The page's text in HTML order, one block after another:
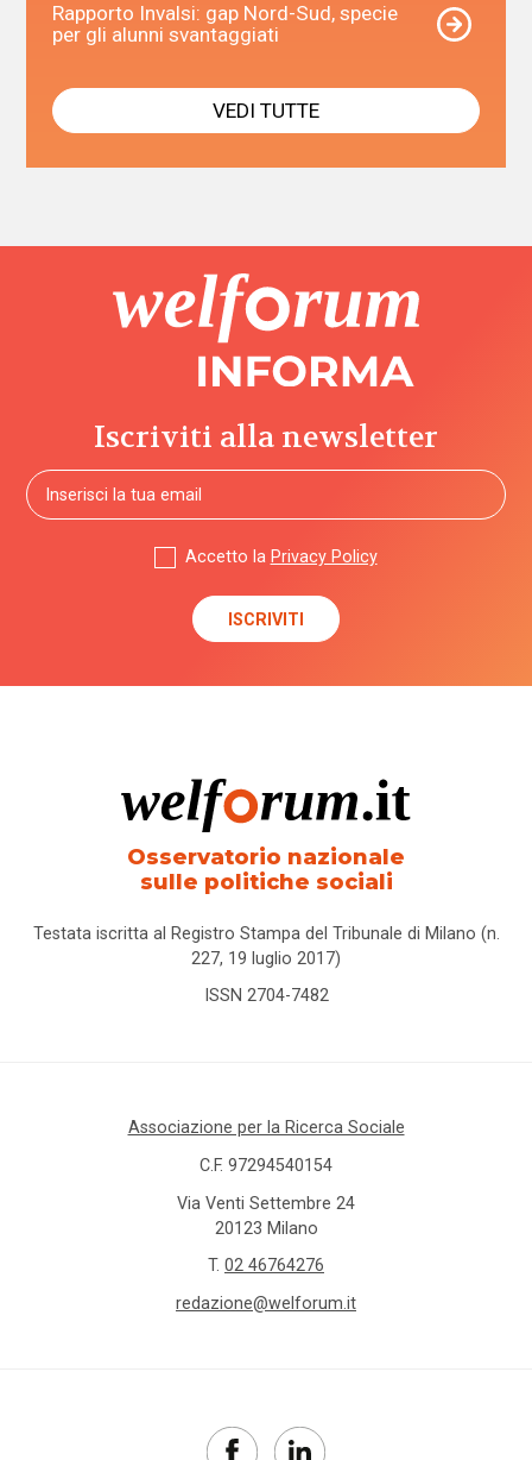
Rapporto Invalsi: gap Nord-Sud, specie
per gli alunni svantaggiati
VEDI TUTTE
Iscriviti alla newsletter
Accetto la Privacy Policy
Osservatorio nazionale
sulle politiche sociali
Testata iscritta al Registro Stampa del Tribunale di Milano (n.
227, 19 luglio 2017)
ISSN 2704-7482
Associazione per la Ricerca Sociale
C.F. 97294540154
Via Venti Settembre 24
20123 Milano
T. 02 46764276
redazione@welforum.it